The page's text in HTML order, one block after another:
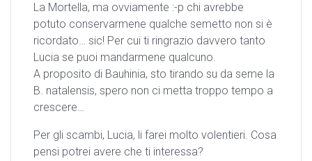
La Mortella, ma ovviamente :-p chi avrebbe
potuto conservarmene qualche semetto non si è
ricordato… sic! Per cui ti ringrazio davvero tanto
Lucia se puoi mandarmene qualcuno.
A proposito di Bauhinia, sto tirando su da seme la
B. natalensis, spero non ci metta troppo tempo a
crescere…
Per gli scambi, Lucia, li farei molto volentieri. Cosa
pensi potrei avere che ti interessa?